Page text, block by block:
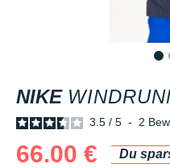
NIKE
3.5 / 5 - 2
66.00 €
Du